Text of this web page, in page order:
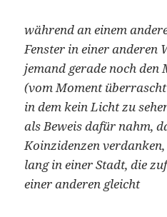
während an einem
Fenster in einer anderen
jemand gerade noch den
(vom Moment
in dem kein Licht zu
als Beweis dafür nahm,
Koinzidenzen
lang in einer Stadt, die
einer anderen gleicht